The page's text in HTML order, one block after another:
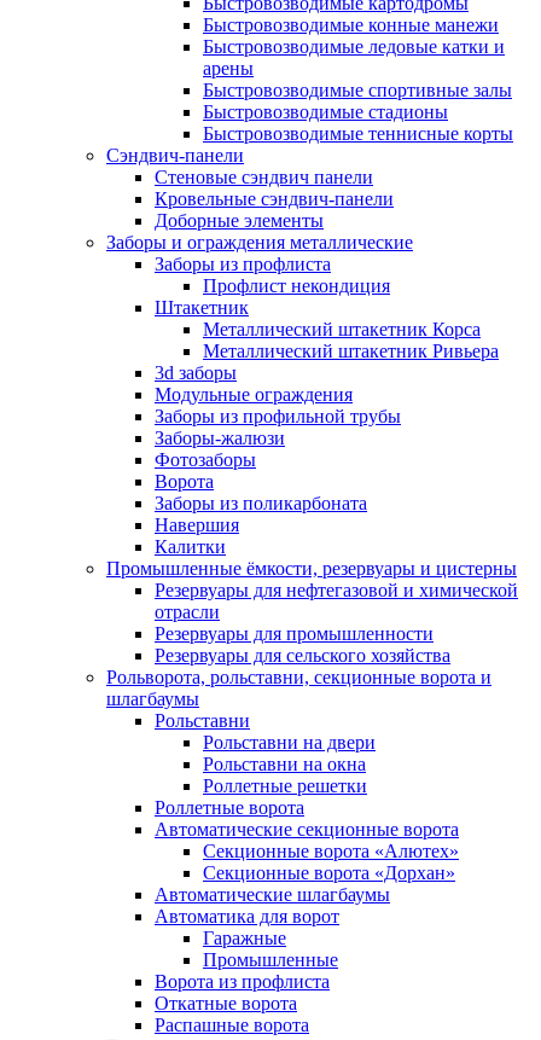
Быстровозводимые конные манежи
Быстровозводимые ледовые катки и
арены
Быстровозводимые спортивные залы
Быстровозводимые стадионы
Быстровозводимые теннисные корты
Сэндвич-панели
Стеновые сэндвич панели
Кровельные сэндвич-панели
Доборные элементы
Заборы и ограждения металлические
Заборы из профлиста
Профлист некондиция
Штакетник
Металлический штакетник Корса
Металлический штакетник Ривьера
3d заборы
Модульные ограждения
Заборы из профильной трубы
Заборы-жалюзи
Фотозаборы
Ворота
Заборы из поликарбоната
Навершия
Калитки
Промышленные ёмкости, резервуары и цистерны
Резервуары для нефтегазовой и химической
отрасли
Резервуары для промышленности
Резервуары для сельского хозяйства
Рольворота, рольставни, секционные ворота и
шлагбаумы
Рольставни
Рольставни на двери
Рольставни на окна
Роллетные решетки
Роллетные ворота
Автоматические секционные ворота
Секционные ворота «Алютех»
Секционные ворота «Дорхан»
Автоматические шлагбаумы
Автоматика для ворот
Гаражные
Промышленные
Ворота из профлиста
Откатные ворота
Распашные ворота